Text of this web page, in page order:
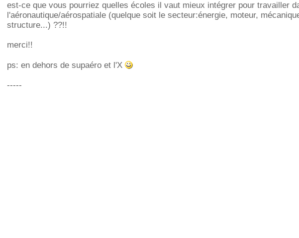
est-ce que vous pourriez quelles écoles il vaut mieux intégrer pour travailler
l'aéronautique/aérospatiale (quelque soit le secteur:énergie, moteur,
structure...) ??!!
merci!!
ps: en dehors de supaéro et l'X
-----